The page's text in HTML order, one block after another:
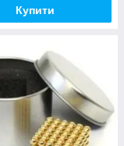
Купити